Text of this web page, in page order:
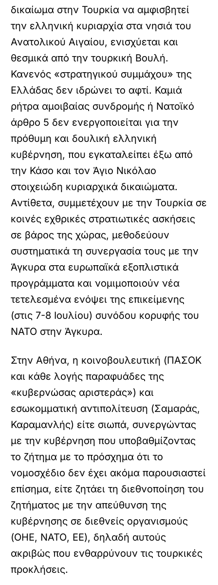
δικαίωμα στην Τουρκία να αμφισβητεί
την ελληνική κυριαρχία στα νησιά του
Ανατολικού Αιγαίου, ενισχύεται και
θεσμικά από την τουρκική Βουλή.
Κανενός «στρατηγικού συμμάχου» της
Ελλάδας δεν ιδρώνει το αφτί. Καμιά
ρήτρα αμοιβαίας συνδρομής ή Νατοϊκό
άρθρο 5 δεν ενεργοποιείται για την
πρόθυμη και δουλική ελληνική
κυβέρνηση, που εγκαταλείπει έξω από
την Κάσο και τον Άγιο Νικόλαο
στοιχειώδη κυριαρχικά δικαιώματα.
Αντίθετα, συμμετέχουν με την Τουρκία σε
κοινές εχθρικές στρατιωτικές ασκήσεις
σε βάρος της χώρας, μεθοδεύουν
συστηματικά τη συνεργασία τους με την
Άγκυρα στα ευρωπαϊκά εξοπλιστικά
προγράμματα και νομιμοποιούν νέα
τετελεσμένα ενόψει της επικείμενης
(στις 7-8 Ιουλίου) συνόδου κορυφής του
ΝΑΤΟ στην Άγκυρα.
Στην Αθήνα, η κοινοβουλευτική (ΠΑΣΟΚ
και κάθε λογής παραφυάδες της
«κυβερνώσας αριστεράς») και
εσωκομματική αντιπολίτευση (Σαμαράς,
Καραμανλής) είτε σιωπά, συνεργώντας
με την κυβέρνηση που υποβαθμίζοντας
το ζήτημα με το πρόσχημα ότι το
νομοσχέδιο δεν έχει ακόμα παρουσιαστεί
επίσημα, είτε ζητάει τη διεθνοποίηση του
ζητήματος με την απεύθυνση της
κυβέρνησης σε διεθνείς οργανισμούς
(ΟΗΕ, ΝΑΤΟ, ΕΕ), δηλαδή αυτούς
ακριβώς που ενθαρρύνουν τις τουρκικές
προκλήσεις.